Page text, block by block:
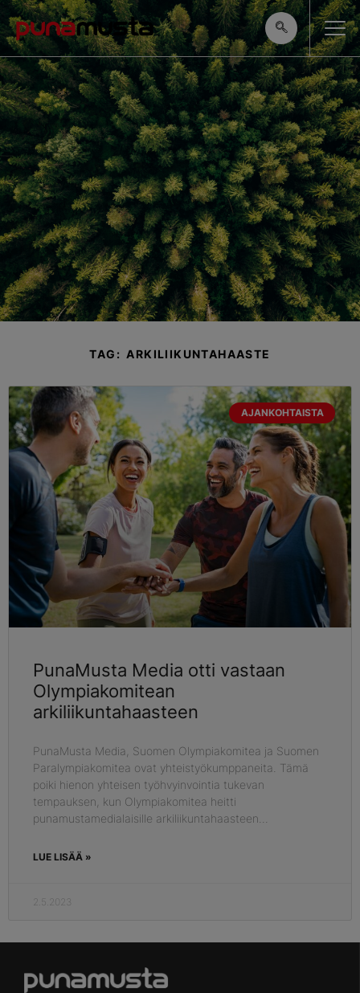
TAG: ARKILIIKUNTAHAASTE
AJANKOHTAISTA
PunaMusta Media otti vastaan
Olympiakomitean
arkiliikuntahaasteen
PunaMusta Media, Suomen Olympiakomitea ja Suomen
Paralympiakomitea ovat yhteistyökumppaneita. Tämä
poiki hienon yhteisen työhvyinvointia tukevan
tempauksen, kun Olympiakomitea heitti
punamustamedialaisille arkiliikuntahaasteen.
LUE LISÄÄ »
2.5.2023